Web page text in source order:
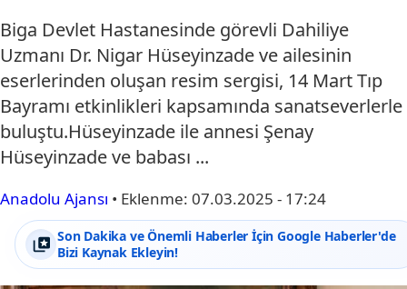
Biga Devlet Hastanesinde görevli Dahiliye
Uzmanı Dr. Nigar Hüseyinzade ve ailesinin
eserlerinden oluşan resim sergisi, 14 Mart Tıp
Bayramı etkinlikleri kapsamında sanatseverlerle
buluştu.Hüseyinzade ile annesi Şenay
Hüseyinzade ve babası ...
Anadolu Ajansı • Eklenme: 07.03.2025 - 17:24
Son Dakika ve Önemli Haberler İçin Google Haberler'de
Bizi Kaynak Ekleyin!